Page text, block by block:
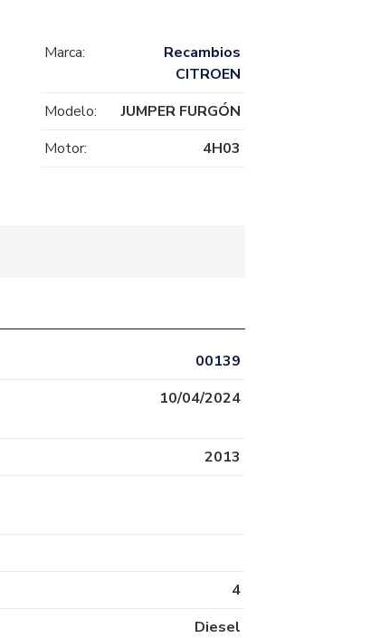
Marca:
Recambios
CITROEN
Modelo:
JUMPER FURGÓN
Motor:
4H03
00139
10/04/2024
2013
4
Diesel